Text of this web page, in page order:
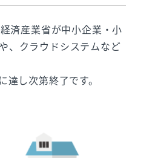
済産業省が中小企業・小
、クラウドシステムなど
し次第終了です。